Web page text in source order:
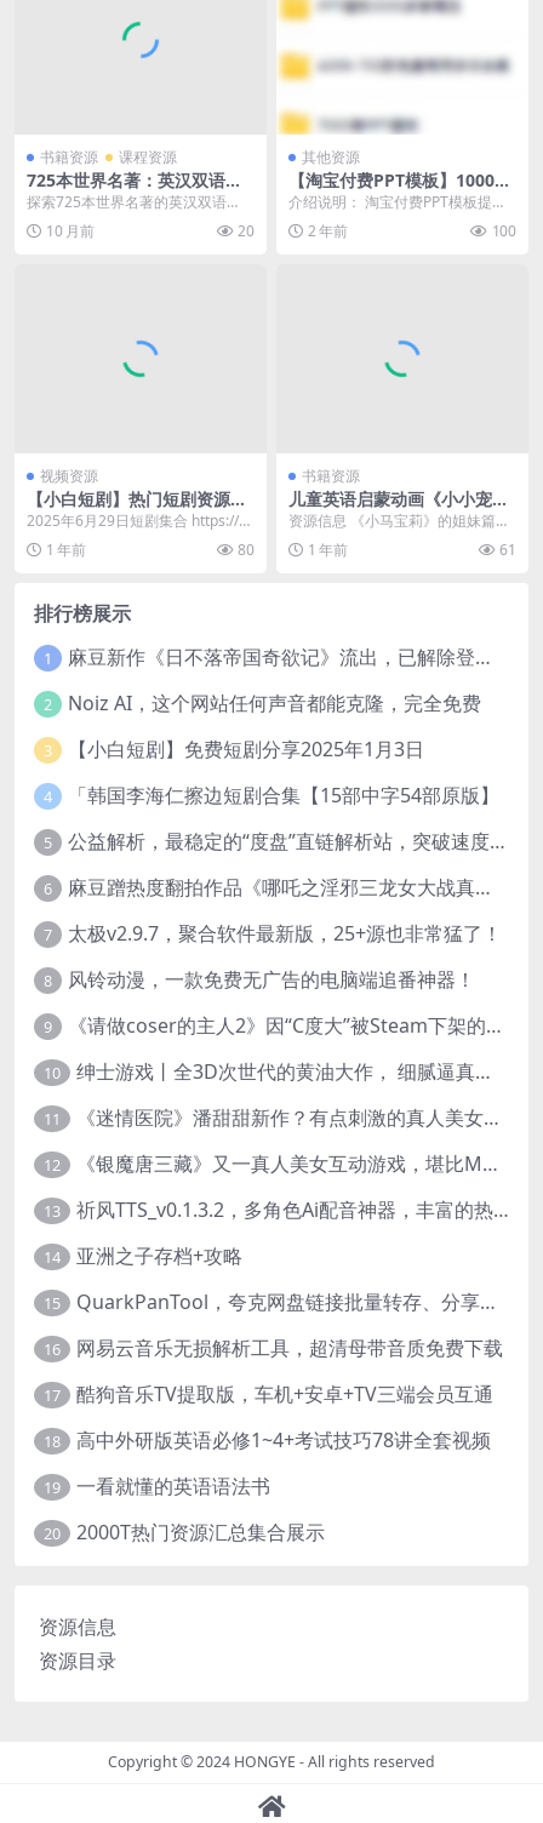
书籍资源 课程资源
725本世界名著：英汉双语
版，提升阅读体验
探索725本世界名著的英汉双语
版，享受经典文学的双语阅读体
验。这些书籍不仅帮助你...
10 月前 20
其他资源
【淘宝付费PPT模板】10000
+套
介绍说明： 淘宝付费PPT模板提供
了超过10000套丰富多样的资源，
涵盖了从商务...
2 年前 100
视频资源
【小白短剧】热门短剧资源分
享2025年6月29日
2025年6月29日短剧集合 https://p
an.quark.cn/s/b3...
1 年前 80
书籍资源
儿童英语启蒙动画《小小宠物
店 Littlest Pet Shop (1-4季)
》
资源信息 《小马宝莉》的姐妹篇，
主角布莱丝(Blythe)与父亲搬到纽约
市一家宠...
1 年前 61
排行榜展示
1 麻豆新作《日不落帝国奇欲记》流出，已解除登录验证！
2 Noiz AI，这个网站任何声音都能克隆，完全免费
3 【小白短剧】免费短剧分享2025年1月3日
4 「韩国李海仁擦边短剧合集【15部中字54部原版】
5 公益解析，最稳定的“度盘”直链解析站，突破速度限制
6 麻豆蹭热度翻拍作品《哪吒之淫邪三龙女大战真阳魔童》 已上线
7 太极v2.9.7，聚合软件最新版，25+源也非常猛了！
8 风铃动漫，一款免费无广告的电脑端追番神器！
9 《请做coser的主人2》因“C度大”被Steam下架的真人美女互动游戏！
10 绅士游戏丨全3D次世代的黄油大作， 细腻逼真的双人互动狂想曲！
11 《迷情医院》潘甜甜新作？有点刺激的真人美女互动游戏
12 《银魔唐三藏》又一真人美女互动游戏，堪比M豆！
13 祈风TTS_v0.1.3.2，多角色Ai配音神器，丰富的热门音色
14 亚洲之子存档+攻略
15 QuarkPanTool，夸克网盘链接批量转存、分享和下载工具
16 网易云音乐无损解析工具，超清母带音质免费下载
17 酷狗音乐TV提取版，车机+安卓+TV三端会员互通
18 高中外研版英语必修1~4+考试技巧78讲全套视频
19 一看就懂的英语语法书
20 2000T热门资源汇总集合展示
资源信息
资源目录
Copyright © 2024 HONGYE - All rights reserved